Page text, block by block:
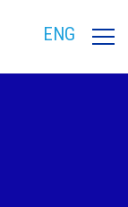
ENG